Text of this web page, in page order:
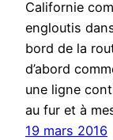
Californie
engloutis
bord de la
d’abord
une ligne
au fur et à
19 mars 2016